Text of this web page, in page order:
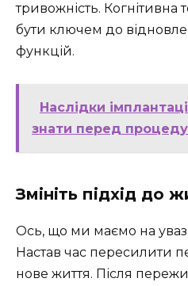
тривожність. Когнітивна
бути ключем до
функцій.
Наслідки
знати перед
Змініть підхід до
Ось, що ми маємо на
Настав час пересилити
нове життя. Після